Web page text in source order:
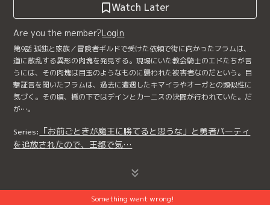
Watch Later
Are you the member?Login
第9話 孤独と家族／冒険者ギルドで受けた依頼で街に向かったフラムは、
道に散乱する異形の肉塊を発見する。現場にいた教会騎士のエドたちが言
うには、その肉塊は目玉のようなものに襲われた被害者なのだという。目
撃証言を聞いたフラムは、過去に遭遇したキマイラやオーガとの類似性に
気づく。その頃、橋の下ではデインとカーニスの決闘が行われていた。だ
が…。
Series: 「お前ごときが魔王に勝てると思うな」と勇者パーティ
を追放されたので、王都で気…
Something went wrong!